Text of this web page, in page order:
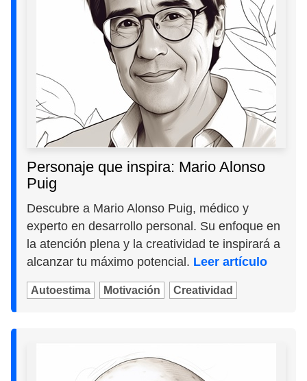
Personaje que inspira: Mario Alonso
Puig
Descubre a Mario Alonso Puig, médico y
experto en desarrollo personal. Su enfoque en
la atención plena y la creatividad te inspirará a
alcanzar tu máximo potencial. Leer artículo
Autoestima Motivación Creatividad